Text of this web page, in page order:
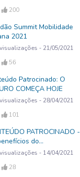
200
Summit Mobilidade
2021
- 21/05/2021
56
Patrocinado: O
COMEÇA HOJE
- 28/04/2021
101
PATROCINADO -
do
de frotas para
- 14/04/2021
28